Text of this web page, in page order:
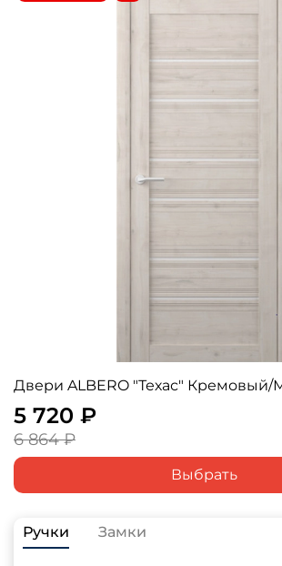
Двери ALBERO "Техас"
5 720 ₽
6 864 ₽
Выбрать
Ручки Замки